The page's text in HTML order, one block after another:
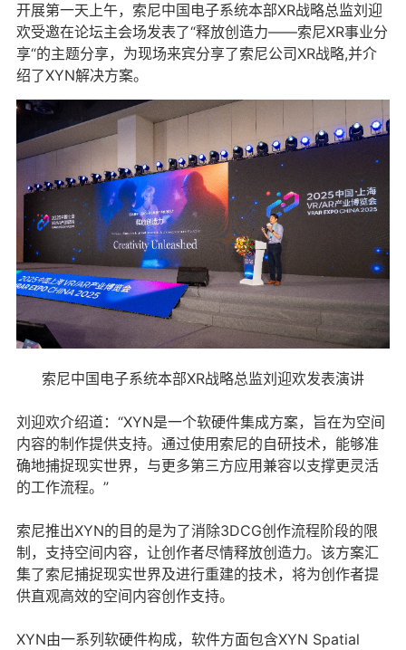
开展第一天上午，索尼中国电子系统本部XR战略总监刘迎
欢受邀在论坛主会场发表了“释放创造力——索尼XR事业分
享“的主题分享，为现场来宾分享了索尼公司XR战略,并介
绍了XYN解决方案。
索尼中国电子系统本部XR战略总监刘迎欢发表演讲
刘迎欢介绍道：“XYN是一个软硬件集成方案，旨在为空间
内容的制作提供支持。通过使用索尼的自研技术，能够准
确地捕捉现实世界，与更多第三方应用兼容以支撑更灵活
的工作流程。”
索尼推出XYN的目的是为了消除3DCG创作流程阶段的限
制，支持空间内容，让创作者尽情释放创造力。该方案汇
集了索尼捕捉现实世界及进行重建的技术，将为创作者提
供直观高效的空间内容创作支持。
XYN由一系列软硬件构成，软件方面包含XYN Spatial